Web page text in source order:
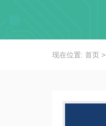
现在位置: 首页 >